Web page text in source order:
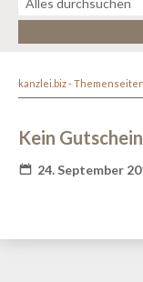
kanzlei.biz - Themenseiten
Kein
24. September